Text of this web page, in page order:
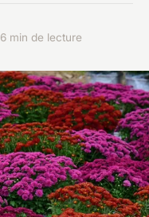
6 min de lecture